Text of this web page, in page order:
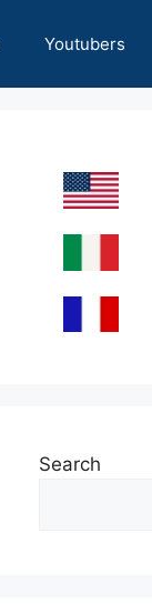
Youtubers
Search